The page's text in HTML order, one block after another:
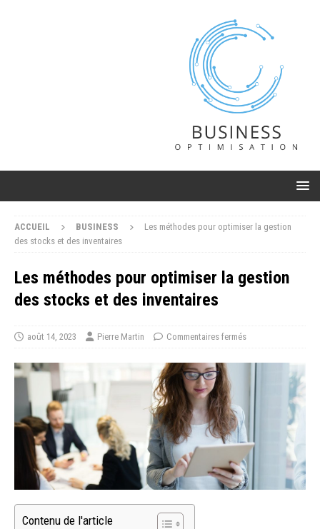
ACCUEIL BUSINESS
Les méthodes pour optimiser la gestion
des stocks et des inventaires
Les méthodes pour optimiser la gestion
des stocks et des inventaires
août 14, 2023 Pierre Martin Commentaires fermés
Contenu de l'article